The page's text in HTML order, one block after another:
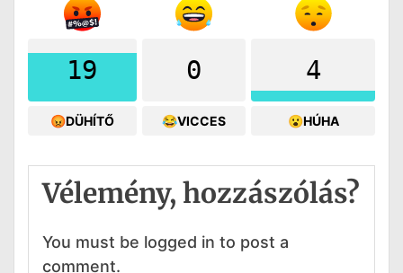
19
😡DÜHÍTŐ
0
😂VICCES
4
😮HÚHA
Vélemény, hozzászólás?
You must be logged in to post a
comment.